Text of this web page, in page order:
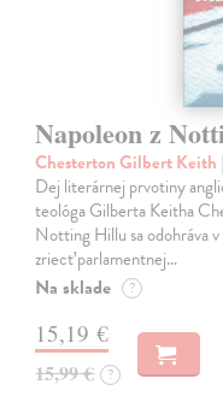
Napoleon z
Chesterton Gilbert Keith
Dej literárnej prvotiny
teológa Gilberta Keitha
Notting Hillu sa odohráva
zriecť parlamentnej…
Na sklade ?
15,19 €
15,99 € ?